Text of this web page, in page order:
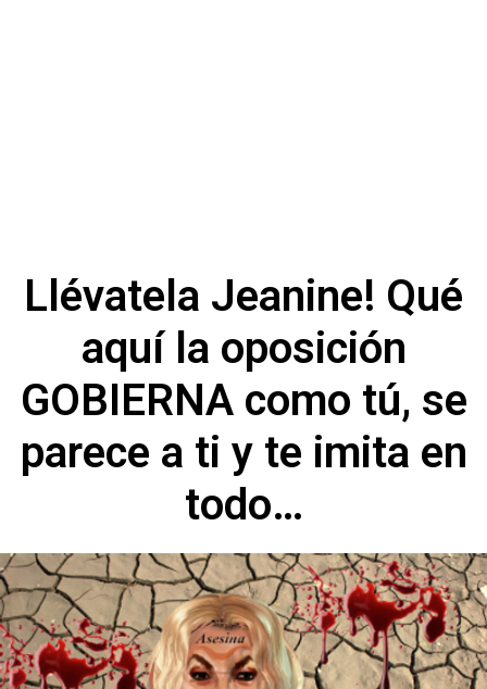
Llévatela Jeanine! Qué
aquí la oposición
GOBIERNA como tú, se
parece a ti y te imita en
todo…